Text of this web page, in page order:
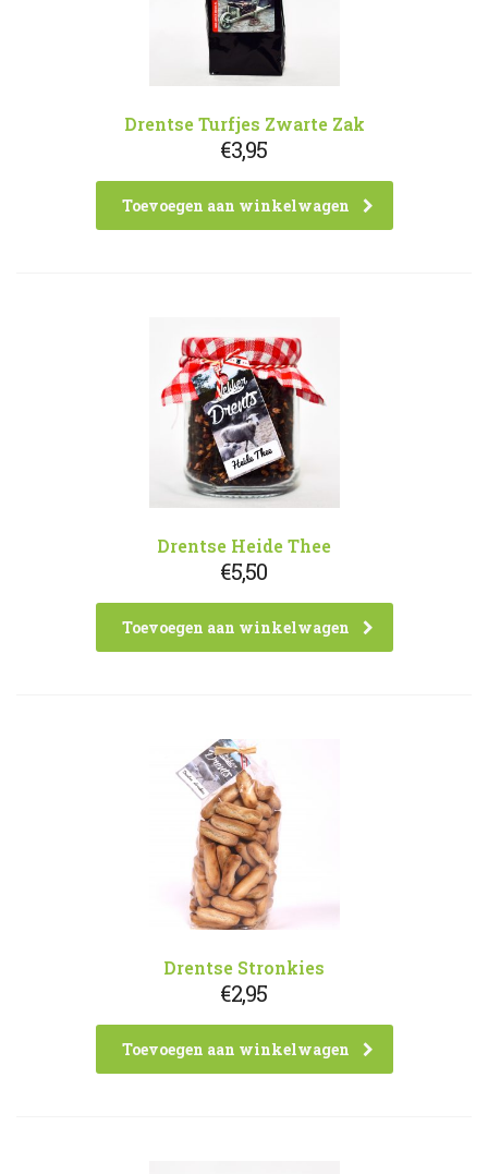
Drentse Turfjes Zwarte Zak
€3,95
Toevoegen aan winkelwagen
Drentse Heide Thee
€5,50
Toevoegen aan winkelwagen
Drentse Stronkies
€2,95
Toevoegen aan winkelwagen